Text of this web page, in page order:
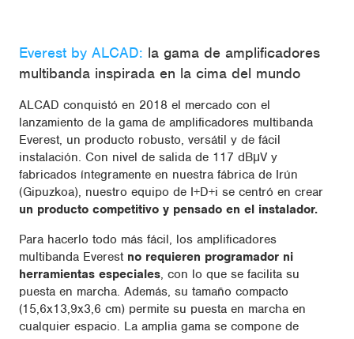
Everest by ALCAD: la gama de amplificadores
multibanda inspirada en la cima del mundo
ALCAD conquistó en 2018 el mercado con el
lanzamiento de la gama de amplificadores multibanda
Everest, un producto robusto, versátil y de fácil
instalación. Con nivel de salida de 117 dBμV y
fabricados íntegramente en nuestra fábrica de Irún
(Gipuzkoa), nuestro equipo de I+D+i se centró en crear
un producto competitivo y pensado en el instalador.
Para hacerlo todo más fácil, los amplificadores
multibanda Everest no requieren programador ni
herramientas especiales, con lo que se facilita su
puesta en marcha. Además, su tamaño compacto
(15,6x13,9x3,6 cm) permite su puesta en marcha en
cualquier espacio. La amplia gama se compone de